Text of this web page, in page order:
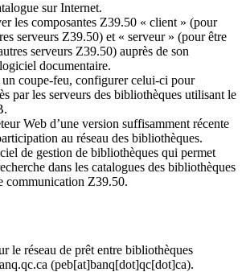
sur Internet.
les composantes Z39.50 « client » (pour
serveurs Z39.50) et « serveur » (pour être
serveurs Z39.50) auprès de son
documentaire.
un coupe-feu, configurer celui-ci pour
par les serveurs des bibliothèques utilisant le
Web d’une version suffisamment récente
au réseau des bibliothèques.
de gestion de bibliothèques qui permet
dans les catalogues des bibliothèques
communication Z39.50.
le réseau de prêt entre bibliothèques
(peb[at]banq[dot]qc[dot]ca).